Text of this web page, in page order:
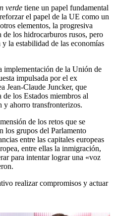
verde tiene un papel fundamental
el papel de la UE como un
elementos, la progresiva
de los hidrocarburos rusos, pero
la estabilidad de las economías
implementación de la Unión de
impulsada por el ex
Jean-Claude Juncker, que
los Estados miembros al
ahorro transfronterizos.
de los retos que se
los grupos del Parlamento
entre las capitales europeas
entre ellas la inmigración,
para intentar lograr una «voz
realizar compromisos y actuar